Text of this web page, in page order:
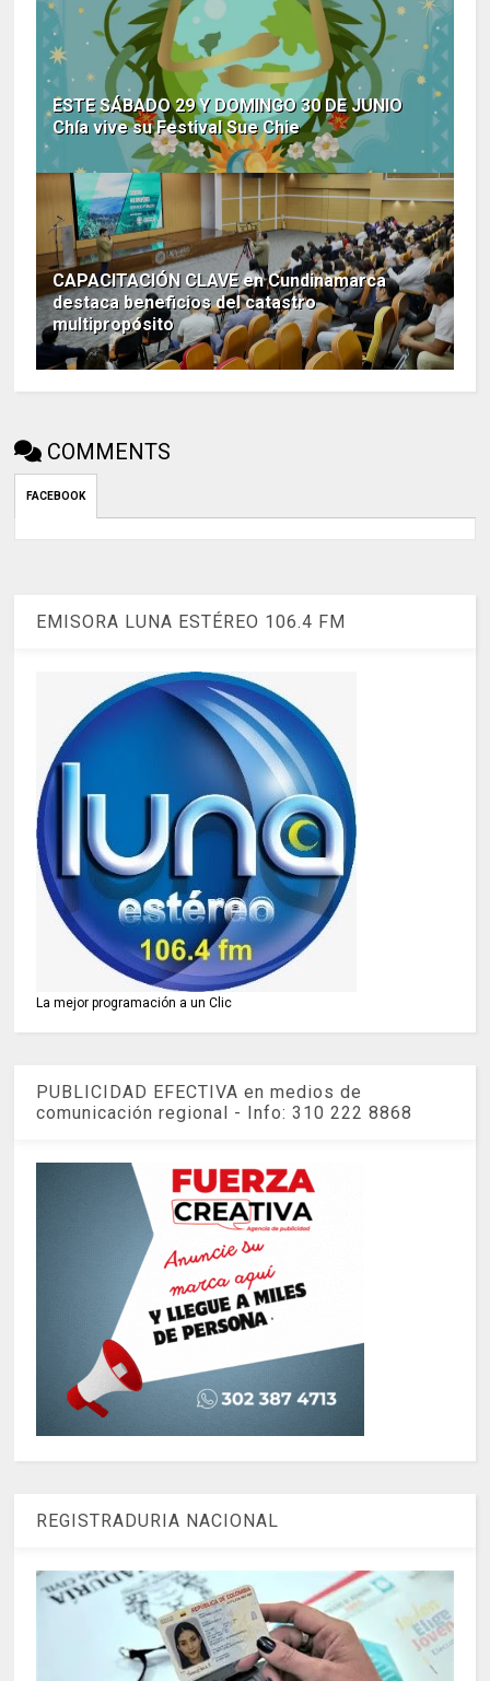
ESTE SÁBADO 29 Y DOMINGO 30 DE JUNIO
Chía vive su Festival Sue Chie
CAPACITACIÓN CLAVE en Cundinamarca
destaca beneficios del catastro
multipropósito
COMMENTS
FACEBOOK
EMISORA LUNA ESTÉREO 106.4 FM
La mejor programación a un Clic
PUBLICIDAD EFECTIVA en medios de
comunicación regional - Info: 310 222 8868
REGISTRADURIA NACIONAL